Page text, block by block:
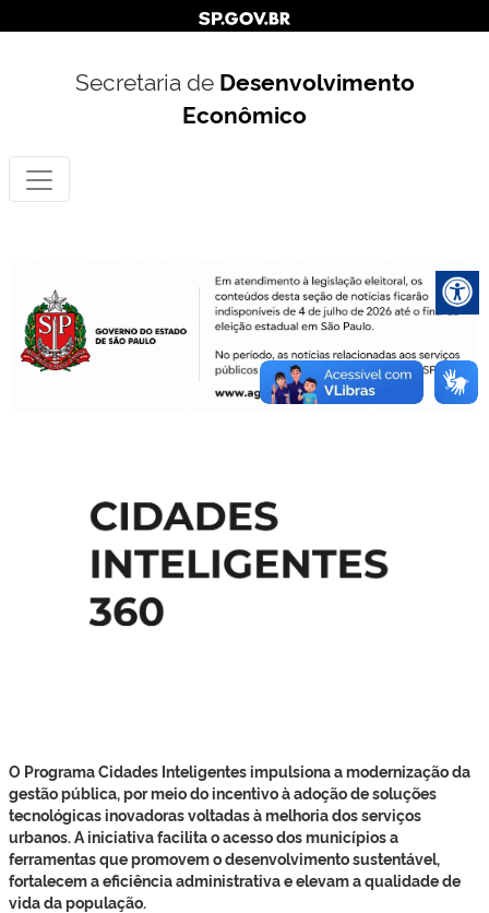
Secretaria de Desenvolvimento
Econômico
O Programa Cidades Inteligentes impulsiona a modernização da
gestão pública, por meio do incentivo à adoção de soluções
tecnológicas inovadoras voltadas à melhoria dos serviços
urbanos. A iniciativa facilita o acesso dos municípios a
ferramentas que promovem o desenvolvimento sustentável,
fortalecem a eficiência administrativa e elevam a qualidade de
vida da população.